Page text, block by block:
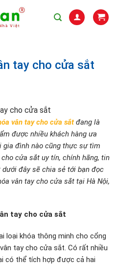
tay cho cửa sắt
vân tay cho cửa sắt đang là
được nhiều khách hàng ưa
gia đình nào cũng thực sự tìm
cửa sắt uy tín, chính hãng, tin
đây sẽ chia sẻ tới bạn đọc
vân tay cho cửa sắt tại Hà Nội,
tay cho cửa sắt
loại khóa thông minh cho cổng
tay cho cửa sắt. Có rất nhiều
có thể tích hợp được cả hai